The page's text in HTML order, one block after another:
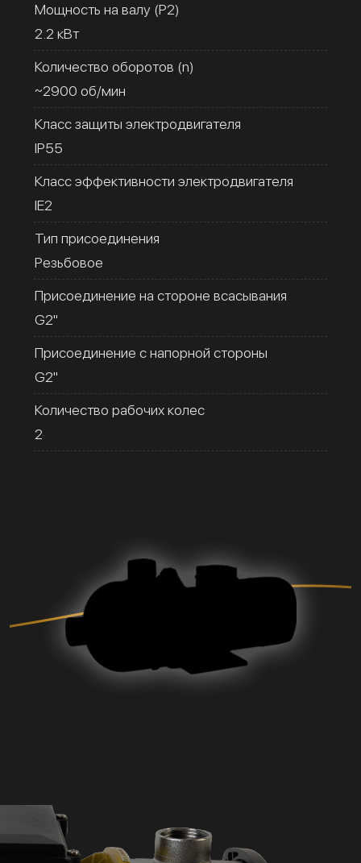
Мощность на валу (Р2)
2.2 кВт
Количество оборотов (n)
~2900 об/мин
Класс защиты электродвигателя
IP55
Класс эффективности электродвигателя
IE2
Тип присоединения
Резьбовое
Присоединение на стороне всасывания
G2''
Присоединение с напорной стороны
G2''
Количество рабочих колес
2